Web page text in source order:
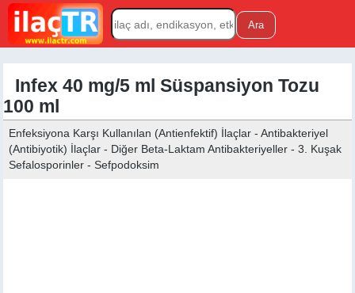
Infex 40 mg/5 ml Süspansiyon Tozu
100 ml
Enfeksiyona Karşı Kullanılan (Antienfektif) İlaçlar - Antibakteriyel
(Antibiyotik) İlaçlar - Diğer Beta-Laktam Antibakteriyeller - 3. Kuşak
Sefalosporinler - Sefpodoksim